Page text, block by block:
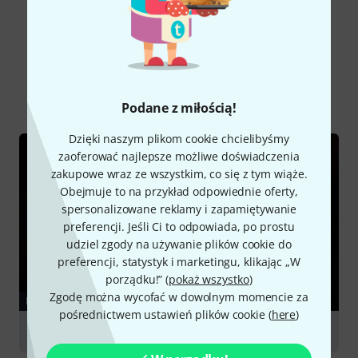
Podane z miłością!
Dzięki naszym plikom cookie chcielibyśmy
zaoferować najlepsze możliwe doświadczenia
zakupowe wraz ze wszystkim, co się z tym wiąże.
Obejmuje to na przykład odpowiednie oferty,
spersonalizowane reklamy i zapamiętywanie
preferencji. Jeśli Ci to odpowiada, po prostu
udziel zgody na używanie plików cookie do
preferencji, statystyk i marketingu, klikając „W
porządku!” (pokaż wszystko)
Zgodę można wycofać w dowolnym momencie za
pośrednictwem ustawień plików cookie (here)
Czy wiesz że?
PORADNIKI
Acoustic Guitars